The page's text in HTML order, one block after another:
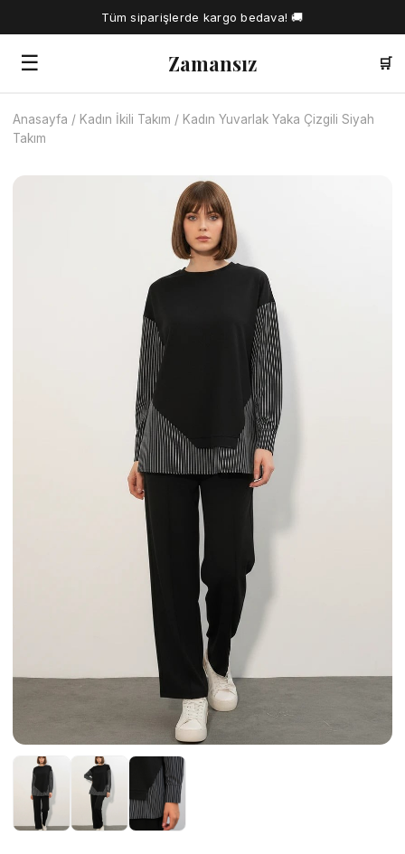
Tüm siparişlerde kargo bedava! 🚚
☰ Zamansız 🛒
🔍
Tüm Ürünler
Anasayfa / Kadın İkili Takım / Kadın Yuvarlak Yaka Çizgili Siyah
Takım